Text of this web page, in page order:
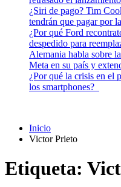
¿Siri de pago? Tim
tendrán que pagar por
¿Por qué Ford
despedido para
Alemania habla sobre
Meta en su país y
¿Por qué la crisis en el
los smartphones?
Inicio
Victor Prieto
Etiqueta: